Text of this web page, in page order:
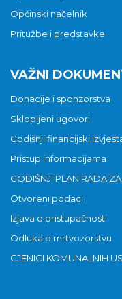
Općinski načelnik
Pritužbe i predstavke
VAŽNI
Donacije i sponzorstva
Sklopljeni ugovori
Godišnji financijski
Pristup informacijama
GODIŠNJI PLAN RADA
Otvoreni podaci
Izjava o pristupačnosti
Odluka o mrtvozorstvu
CJENICI KOMUNALNIH